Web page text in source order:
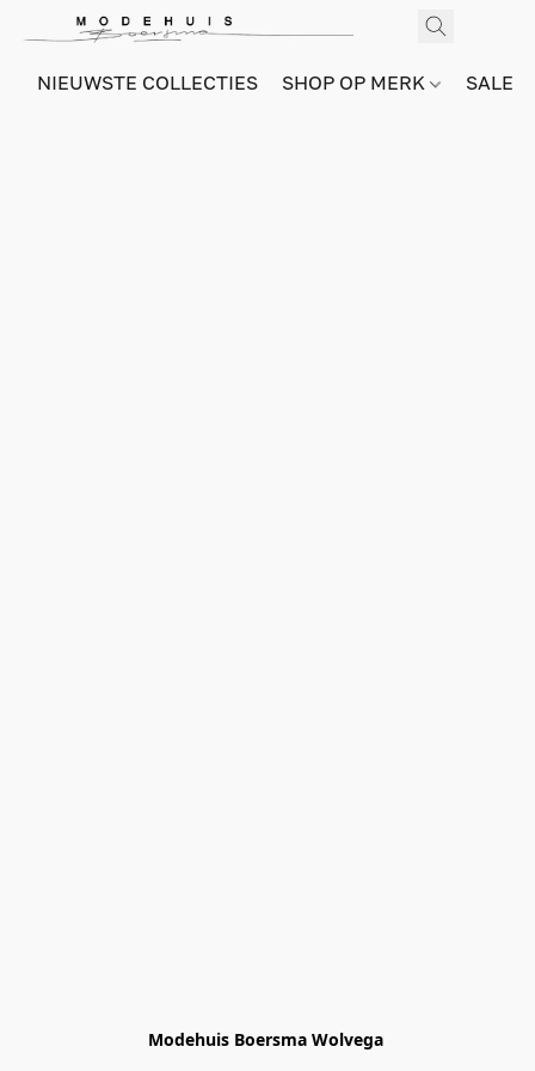
NIEUWSTE COLLECTIES SHOP OP MERK SALE
Modehuis Boersma Wolvega